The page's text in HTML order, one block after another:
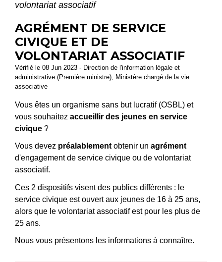
volontariat associatif
AGRÉMENT DE SERVICE
CIVIQUE ET DE
VOLONTARIAT ASSOCIATIF
Vérifié le 08 Jun 2023 - Direction de l'information légale et
administrative (Première ministre), Ministère chargé de la vie
associative
Vous êtes un organisme sans but lucratif (OSBL) et
vous souhaitez accueillir des jeunes en service
civique ?
Vous devez préalablementobtenir un agrément
d'engagement de service civique ou de volontariat
associatif.
Ces 2 dispositifs visent des publics différents : le
service civique est ouvert aux jeunes de 16 à 25 ans,
alors que le volontariat associatif est pour les plus de
25 ans.
Nous vous présentons les informations à connaître.